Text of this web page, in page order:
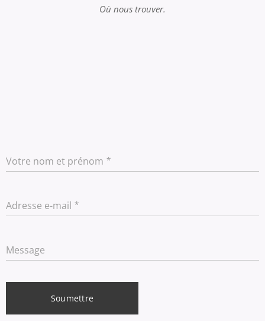
Où nous trouver.
Votre nom et prénom
Adresse e-mail
Message
Soumettre